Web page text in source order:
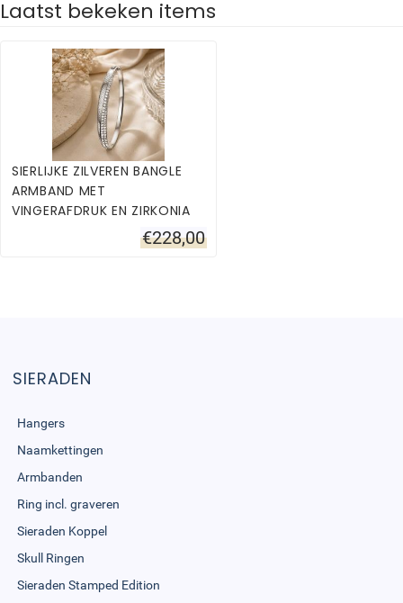
Laatst bekeken items
SIERLIJKE ZILVEREN BANGLE
ARMBAND MET
VINGERAFDRUK EN ZIRKONIA
€228,00
SIERADEN
Hangers
Naamkettingen
Armbanden
Ring incl. graveren
Sieraden Koppel
Skull Ringen
Sieraden Stamped Edition